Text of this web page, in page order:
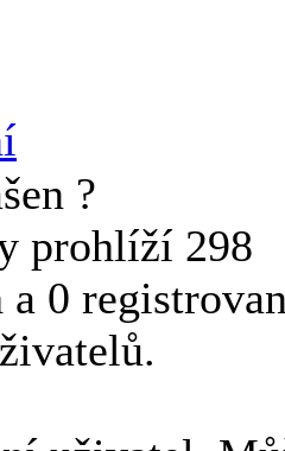
?
prohlíží 298
0